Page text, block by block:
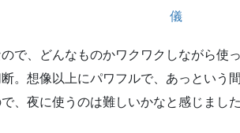
儀
で、どんなものかワクワクしながら使
。想像以上にパワフルで、あっという
、夜に使うのは難しいかなと感じまし